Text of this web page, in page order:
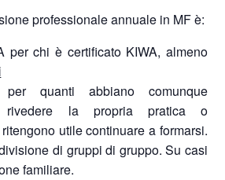
professionale annuale in MF è:
per chi è certificato KIWA, almeno
per quanti abbiano comunque
rivedere la propria pratica o
utile continuare a formarsi.
di gruppi di gruppo. Su casi
familiare.